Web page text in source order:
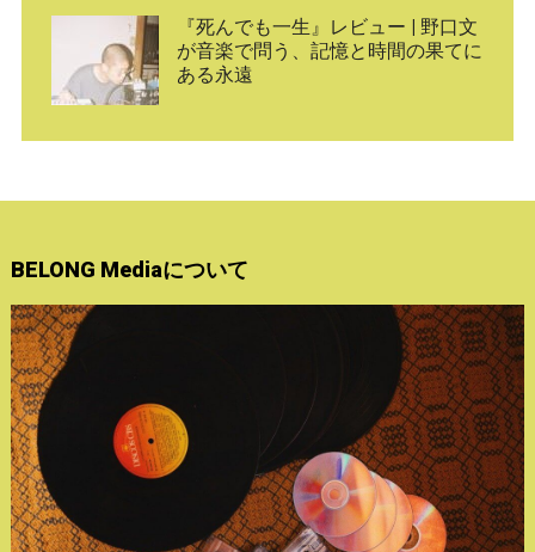
『死んでも一生』レビュー | 野口文
が音楽で問う、記憶と時間の果てに
ある永遠
BELONG Mediaについて